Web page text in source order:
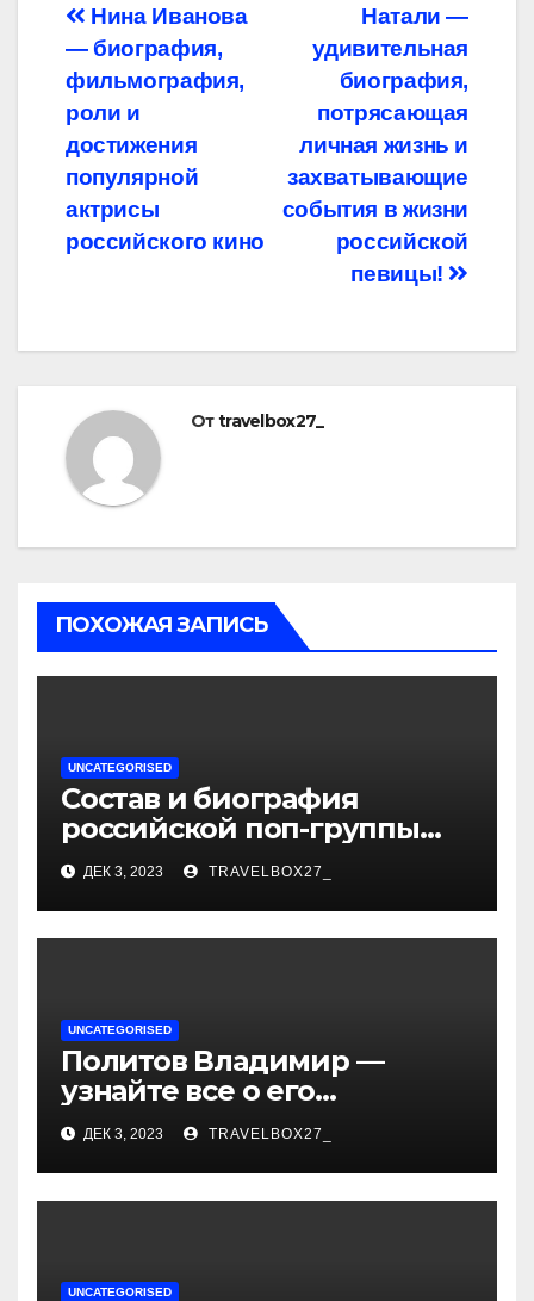
Навигация
по
записям
Натали —
удивительная
биография,
потрясающая
личная жизнь и
захватывающие
события в жизни
российской
певицы!
Нина Иванова
— биография,
фильмография,
роли и
достижения
популярной
актрисы
российского кино
Отtravelbox27_
ПОХОЖАЯ ЗАПИСЬ
UNCATEGORISED
Состав и биография
российской поп-группы
«Иванушки интернешнл»
— история успеха, музыка
и судьбы участников
ДЕК 3, 2023 TRAVELBOX27_
UNCATEGORISED
Политов Владимир —
узнайте все о его
биографии, возрасте и
впечатляющих
достижениях!
ДЕК 3, 2023 TRAVELBOX27_
UNCATEGORISED